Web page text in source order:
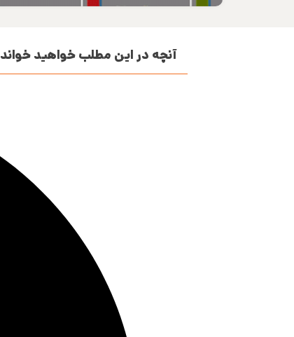
آنچه در این مطلب خواهید خواند